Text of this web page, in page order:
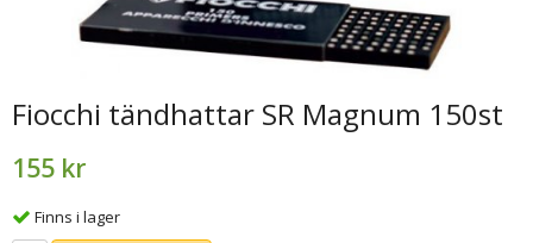
Fiocchi tändhattar SR Magnum 150st
155 kr
Finns i lager